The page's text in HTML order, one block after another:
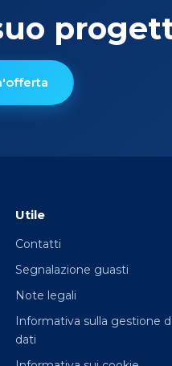
Utile
Contatti
Segnalazione guasti
Note legali
Informativa sulla gestione
dati